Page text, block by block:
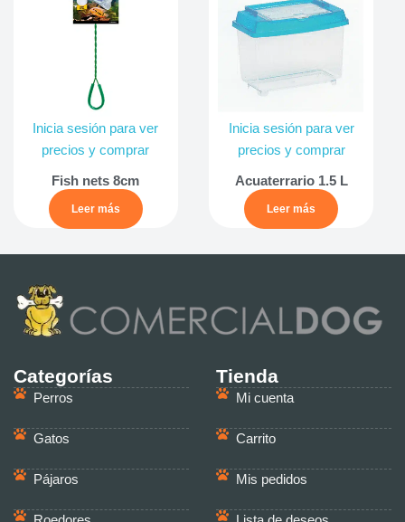
Inicia sesión para ver
precios y comprar
Fish nets 8cm
Leer más
Inicia sesión para ver
precios y comprar
Acuaterrario 1.5 L
Leer más
Categorías
Perros
Gatos
Pájaros
Tienda
Mi cuenta
Carrito
Mis pedidos